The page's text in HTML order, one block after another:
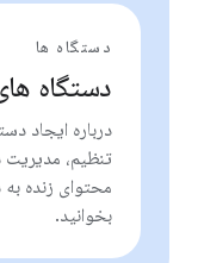
دستگاه ها
دستگاه
تنظیم، مدیریت
بخوانید.